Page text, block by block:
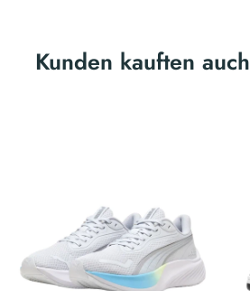
Kunden kauften auch